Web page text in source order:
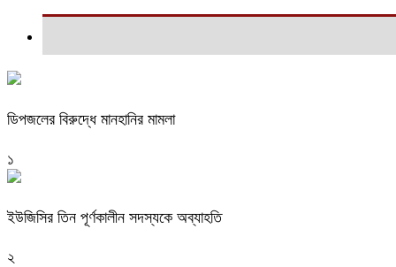
ডিপজলের বিরুদ্ধে মানহানির মামলা
১
ইউজিসির তিন পূর্ণকালীন সদস্যকে অব্যাহতি
২